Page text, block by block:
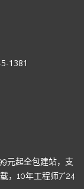
1381
元起全包建站，支
，10年工程师7*24